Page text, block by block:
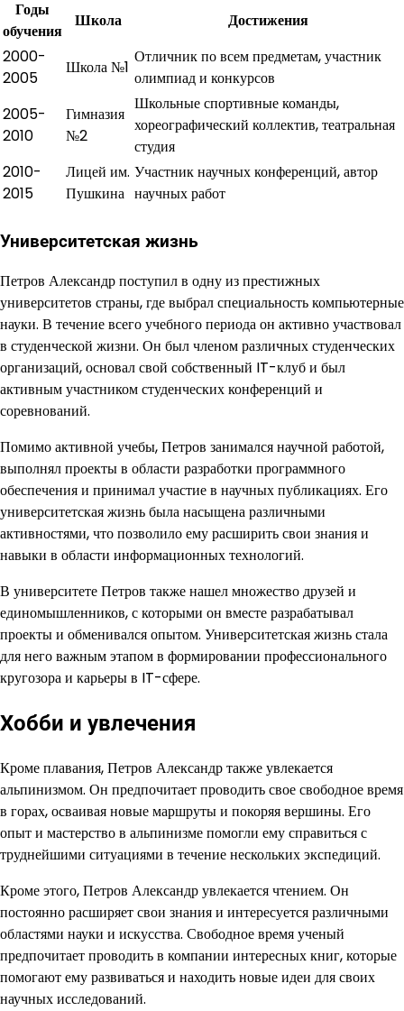
Годы
обучения
Школа
Достижения
2000-
2005
Школа №1
Отличник по всем предметам, участник
олимпиад и конкурсов
2005-
2010
Гимназия
№2
Школьные спортивные команды,
хореографический коллектив, театральная
студия
2010-
2015
Лицей им.
Пушкина
Участник научных конференций, автор
научных работ
Университетская жизнь
Петров Александр поступил в одну из престижных
университетов страны, где выбрал специальность компьютерные
науки. В течение всего учебного периода он активно участвовал
в студенческой жизни. Он был членом различных студенческих
организаций, основал свой собственный IT-клуб и был
активным участником студенческих конференций и
соревнований.
Помимо активной учебы, Петров занимался научной работой,
выполнял проекты в области разработки программного
обеспечения и принимал участие в научных публикациях. Его
университетская жизнь была насыщена различными
активностями, что позволило ему расширить свои знания и
навыки в области информационных технологий.
В университете Петров также нашел множество друзей и
единомышленников, с которыми он вместе разрабатывал
проекты и обменивался опытом. Университетская жизнь стала
для него важным этапом в формировании профессионального
кругозора и карьеры в IT-сфере.
Хобби и увлечения
Кроме плавания, Петров Александр также увлекается
альпинизмом. Он предпочитает проводить свое свободное время
в горах, осваивая новые маршруты и покоряя вершины. Его
опыт и мастерство в альпинизме помогли ему справиться с
труднейшими ситуациями в течение нескольких экспедиций.
Кроме этого, Петров Александр увлекается чтением. Он
постоянно расширяет свои знания и интересуется различными
областями науки и искусства. Свободное время ученый
предпочитает проводить в компании интересных книг, которые
помогают ему развиваться и находить новые идеи для своих
научных исследований.